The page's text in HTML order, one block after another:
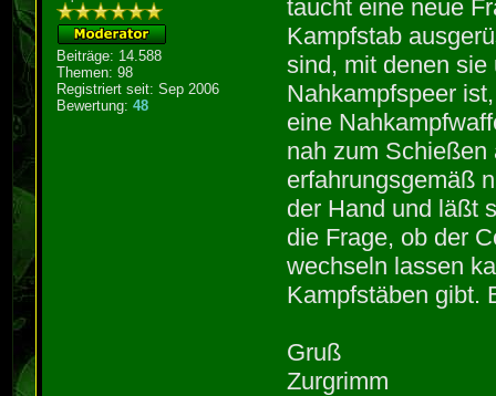
Beiträge: 14.588
Themen: 98
Registriert seit: Sep 2006
Bewertung:48
taucht eine neue
Kampfstab
sind, mit denen
Nahkampfspeer
eine
nah zum Schießen
erfahrungsgemäß
der Hand und läßt
die Frage, ob der
wechseln lassen
Kampfstäben gibt.
Gruß
Zurgrimm